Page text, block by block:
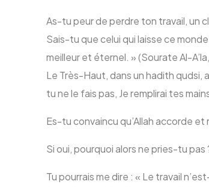
As-tu peur de perdre ton travail, un
Sais-tu que celui qui laisse ce
meilleur et éternel. » (Sourate Al-
Le Très-Haut, dans un hadith qudsi,
tu ne le fais pas, Je remplirai tes
Es-tu convaincu qu’Allah accorde et
Si oui, pourquoi alors ne pries-tu pas
Tu pourrais me dire : « Le travail